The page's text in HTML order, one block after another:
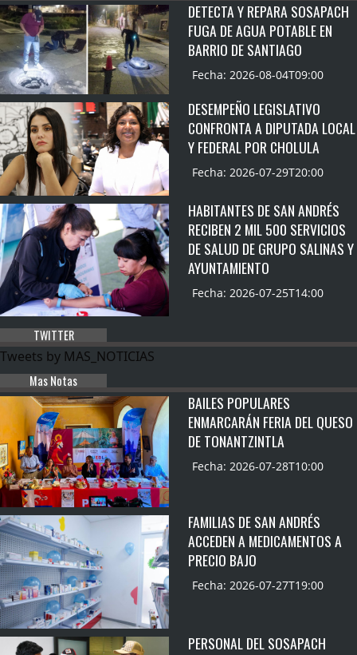
DETECTA Y REPARA SOSAPACH
FUGA DE AGUA POTABLE EN
BARRIO DE SANTIAGO
Fecha: 2026-08-04T09:00
DESEMPEÑO LEGISLATIVO
CONFRONTA A DIPUTADA LOCAL
Y FEDERAL POR CHOLULA
Fecha: 2026-07-29T20:00
HABITANTES DE SAN ANDRÉS
RECIBEN 2 MIL 500 SERVICIOS
DE SALUD DE GRUPO SALINAS Y
AYUNTAMIENTO
Fecha: 2026-07-25T14:00
TWITTER
Tweets by MAS_NOTICIAS
Mas Notas
BAILES POPULARES
ENMARCARÁN FERIA DEL QUESO
DE TONANTZINTLA
Fecha: 2026-07-28T10:00
FAMILIAS DE SAN ANDRÉS
ACCEDEN A MEDICAMENTOS A
PRECIO BAJO
Fecha: 2026-07-27T19:00
PERSONAL DEL SOSAPACH